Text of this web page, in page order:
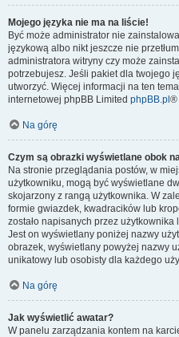
Mojego języka nie ma na liście!
Być może administrator nie
językową albo nikt jeszcze nie
administratora witryny czy może
potrzebujesz. Jeśli pakiet dla twojego
utworzyć. Więcej informacji na ten
internetowej phpBB Limited phpBB.pl ®
Na górę
Czym są obrazki wyświetlane obok
Na stronie przeglądania postów, w
użytkowniku, mogą być wyświetlane
skojarzony z rangą użytkownika. W
formie gwiazdek, kwadracików lub
zostało napisanych przez
Jest on wyświetlany poniżej nazwy
obrazek, wyświetlany powyżej nazwy
unikatowy lub osobisty dla każdego
Na górę
Jak wyświetlić awatar?
W panelu zarządzania kontem na